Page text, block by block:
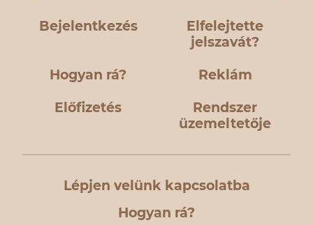
Bejelentkezés
Elfelejtette
jelszavát?
Hogyan rá? Reklám
Előfizetés
Rendszer
üzemeltetője
Lépjen velünk kapcsolatba
Hogyan rá?